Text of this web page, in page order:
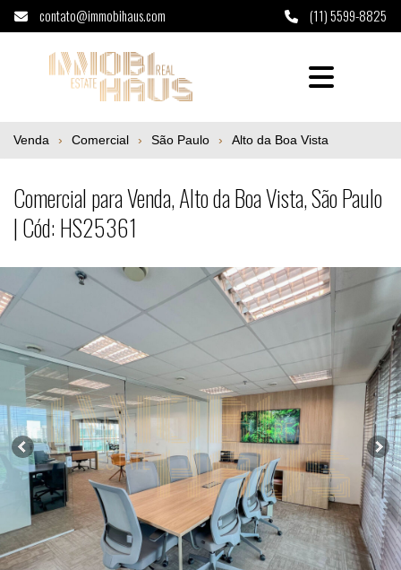
contato@immobihaus.com (11) 5599-8825
Comercial para Venda, Alto da Boa Vista,
Venda Comercial São Paulo Alto da Boa Vista
Comercial para Venda, Alto da Boa Vista, São Paulo
| Cód: HS25361